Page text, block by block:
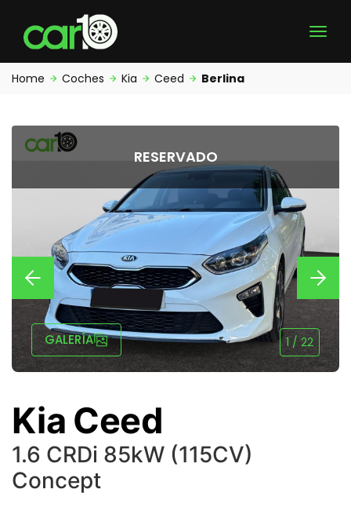
Home Coches Kia Ceed Berlina
GALERÍA
RESERVADO
1 /22
Kia Ceed
1.6 CRDi 85kW (115CV)
Concept